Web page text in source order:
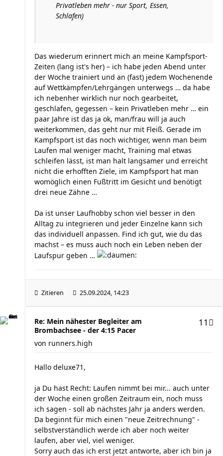
Privatleben mehr - nur Sport, Essen,
Schlafen)
Das wiederum erinnert mich an meine Kampfsport-
Zeiten (lang ist's her) – ich habe jeden Abend unter
der Woche trainiert und an (fast) jedem Wochenende
auf Wettkämpfen/Lehrgängen unterwegs … da habe
ich nebenher wirklich nur noch gearbeitet,
geschlafen, gegessen – kein Privatleben mehr … ein
paar Jahre ist das ja ok, man/frau will ja auch
weiterkommen, das geht nur mit Fleiß. Gerade im
Kampfsport ist das noch wichtiger, wenn man beim
Laufen mal weniger macht, Training mal etwas
schleifen lässt, ist man halt langsamer und erreicht
nicht die erhofften Ziele, im Kampfsport hat man
womöglich einen Fußtritt im Gesicht und benötigt
drei neue Zähne …
Da ist unser Laufhobby schon viel besser in den
Alltag zu integrieren und jeder Einzelne kann sich
das individuell anpassen. Find ich gut, wie du das
machst – es muss auch noch ein Leben neben der
Laufspur geben …
Zitieren 25.09.2024, 14:23
Re: Mein nähester Begleiter am
Brombachsee - der 4:15 Pacer
11
von runners.high
Hallo deluxe71,
ja Du hast Recht: Laufen nimmt bei mir... auch unter
der Woche einen großen Zeitraum ein, noch muss
ich sagen - soll ab nächstes Jahr ja anders werden.
Da beginnt für mich einen "neue Zeitrechnung" -
selbstverständlich werde ich aber noch weiter
laufen, aber viel, viel weniger.
Sorry auch das ich erst jetzt antworte, aber ich bin ja